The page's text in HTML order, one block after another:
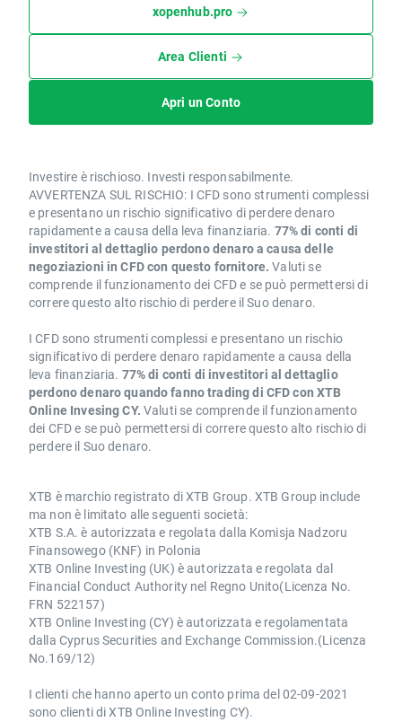
xopenhub.pro
Area Clienti
Apri un Conto
Investire è rischioso. Investi responsabilmente.
AVVERTENZA SUL RISCHIO: I CFD sono strumenti complessi
e presentano un rischio significativo di perdere denaro
rapidamente a causa della leva finanziaria. 77% di conti di
investitori al dettaglio perdono denaro a causa delle
negoziazioni in CFD con questo fornitore. Valuti se
comprende il funzionamento dei CFD e se può permettersi di
correre questo alto rischio di perdere il Suo denaro.
I CFD sono strumenti complessi e presentano un rischio
significativo di perdere denaro rapidamente a causa della
leva finanziaria. 77% di conti di investitori al dettaglio
perdono denaro quando fanno trading di CFD con XTB
Online Invesing CY. Valuti se comprende il funzionamento
dei CFD e se può permettersi di correre questo alto rischio di
perdere il Suo denaro.
XTB è marchio registrato di XTB Group. XTB Group include
ma non è limitato alle seguenti società:
XTB S.A. è autorizzata e regolata dalla Komisja Nadzoru
Finansowego (KNF) in Polonia
XTB Online Investing (UK) è autorizzata e regolata dal
Financial Conduct Authority nel Regno Unito(Licenza No.
FRN 522157)
XTB Online Investing (CY) è autorizzata e regolamentata
dalla Cyprus Securities and Exchange Commission.(Licenza
No.169/12)
I clienti che hanno aperto un conto prima del 02-09-2021
sono clienti di XTB Online Investing CY).